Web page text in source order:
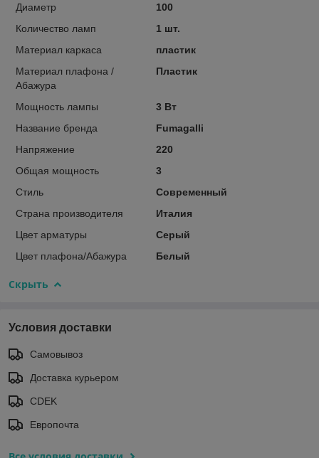
Диаметр
100
Количество ламп
1 шт.
Материал каркаса
пластик
Материал плафона /
Абажура
Пластик
Мощность лампы
3 Вт
Название бренда
Fumagalli
Напряжение
220
Общая мощность
3
Стиль
Современный
Страна производителя
Италия
Цвет арматуры
Серый
Цвет плафона/Абажура
Белый
Скрыть
Условия доставки
Самовывоз
Доставка курьером
CDEK
Европочта